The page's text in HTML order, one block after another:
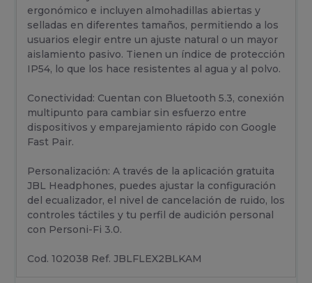
ergonómico e incluyen almohadillas abiertas y
selladas en diferentes tamaños, permitiendo a los
usuarios elegir entre un ajuste natural o un mayor
aislamiento pasivo. Tienen un índice de protección
IP54, lo que los hace resistentes al agua y al polvo.
Conectividad: Cuentan con Bluetooth 5.3, conexión
multipunto para cambiar sin esfuerzo entre
dispositivos y emparejamiento rápido con Google
Fast Pair.
Personalización: A través de la aplicación gratuita
JBL Headphones, puedes ajustar la configuración
del ecualizador, el nivel de cancelación de ruido, los
controles táctiles y tu perfil de audición personal
con Personi-Fi 3.0.
Cod. 102038 Ref. JBLFLEX2BLKAM